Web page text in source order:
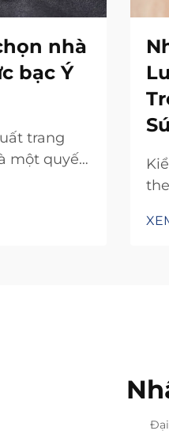
nhà
bạc Ý
trang
một quyết
sản